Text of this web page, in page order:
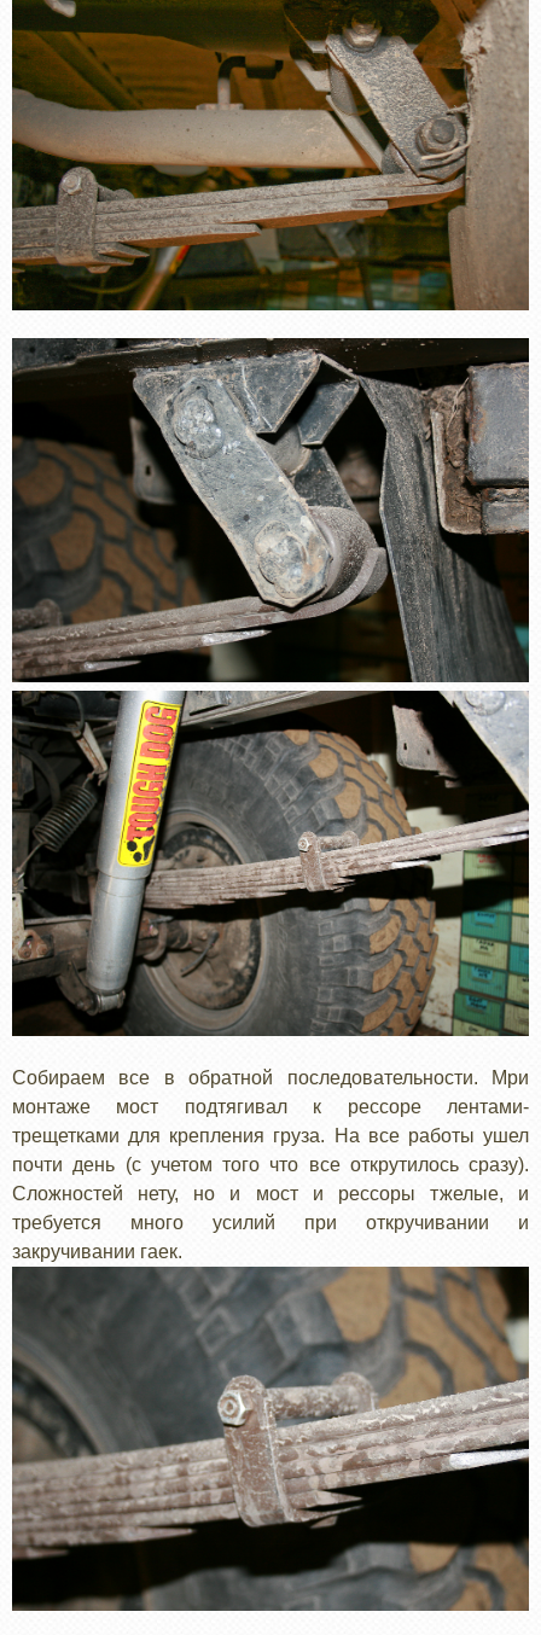
Собираем все в обратной последовательности. Мри
монтаже мост подтягивал к рессоре лентами-
трещетками для крепления груза. На все работы ушел
почти день (с учетом того что все открутилось сразу).
Сложностей нету, но и мост и рессоры тжелые, и
требуется много усилий при откручивании и
закручивании гаек.